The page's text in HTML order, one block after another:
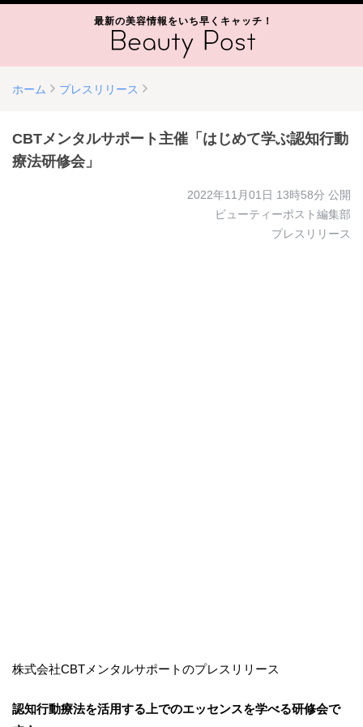
最新の美容情報をいち早くキャッチ！
ホーム プレスリリース
CBTメンタルサポート主催「はじめて学ぶ認知行動
療法研修会」
2022年11月01日 13時58分 公開
ビューティーポスト編集部
プレスリリース
株式会社CBTメンタルサポートのプレスリリース
認知行動療法を活用する上でのエッセンスを学べる研修会で